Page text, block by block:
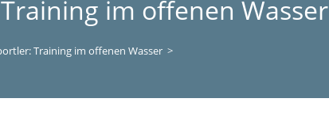
im offenen Wasser
Training im offenen Wasser >